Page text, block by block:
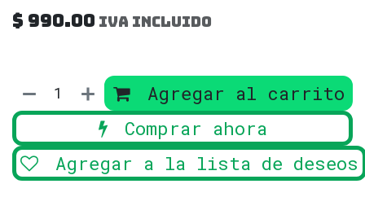
$ 990.00 IVA incluido
Agregar al carrito
Comprar ahora
Agregar a la lista de deseos